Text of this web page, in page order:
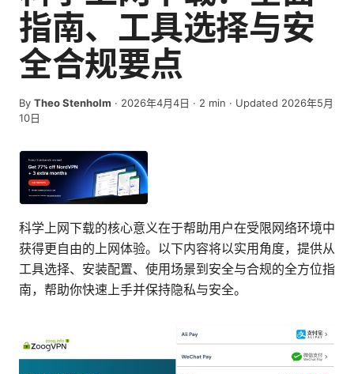
指南、工具选择与安
全合规要点
By Theo Stenholm · 2026年4月4日 · 2 min · Updated 2026年5月
10日
科学上网下载的核心意义在于帮助用户在受限网络环境中
获得更自由的上网体验。以下内容将以实用角度，提供从
工具选择、安装配置、使用场景到安全与合规的全方位指
南，帮助你快速上手并保持隐私与安全。